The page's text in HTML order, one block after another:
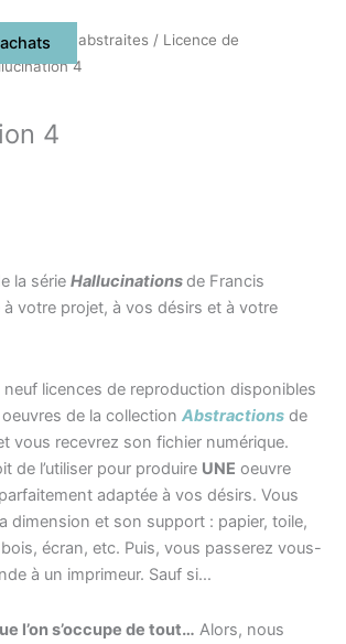
/Oeuvres abstraites / Licence de
4
4
la série Hallucinationsde Francis
à votre projet, à vos désirs et à votre
licences de reproduction disponibles
de la collection Abstractions de
vous recevrez son fichier numérique.
de l’utiliser pour produire UNE oeuvre
adaptée à vos désirs. Vous
dimension et son support : papier, toile,
écran, etc. Puis, vous passerez vous-
à un imprimeur. Sauf si…
l’on s’occupe de tout… Alors, nous